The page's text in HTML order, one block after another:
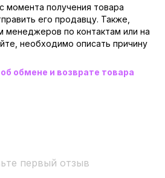
момента получения товара
его продавцу. Также,
менеджеров по контактам или на
необходимо описать причину
обмене и возврате товара
первый отзыв